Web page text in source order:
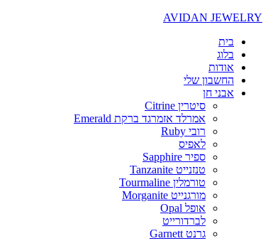
AVIDAN JEWELRY
בית
בלוג
אודות
החשבון שלי
אבני חן
סיטרין Citrine
אמרלד אזמרגד ברקת Emerald
רובי Ruby
לאפיס
ספיר Sapphire
טנזנייט Tanzanite
טורמלין Tourmaline
מורגנייט Morganite
אופל Opal
לברדורייט
גרנט Garnett